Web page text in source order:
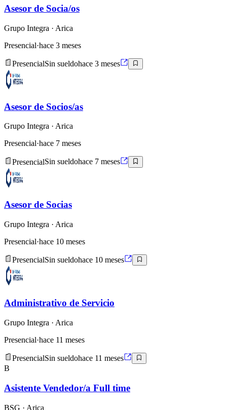
Asesor de Socia/os
Grupo Integra · Arica
Presencial·hace 3 meses
PresencialSin sueldohace 3 meses
Asesor de Socios/as
Grupo Integra · Arica
Presencial·hace 7 meses
PresencialSin sueldohace 7 meses
Asesor de Socias
Grupo Integra · Arica
Presencial·hace 10 meses
PresencialSin sueldohace 10 meses
Administrativo de Servicio
Grupo Integra · Arica
Presencial·hace 11 meses
PresencialSin sueldohace 11 meses
B
Asistente Vendedor/a Full time
BSG · Arica